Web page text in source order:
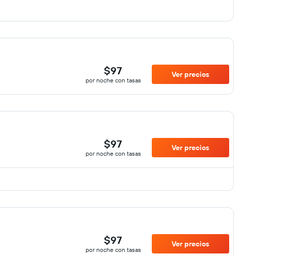
$97
por noche con tasas
Ver precios
$97
por noche con tasas
Ver precios
$97
por noche con tasas
Ver precios